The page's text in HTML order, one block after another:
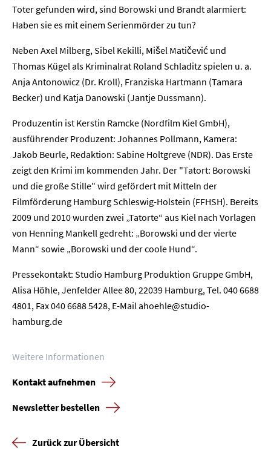
Toter gefunden wird, sind Borowski und Brandt alarmiert:
Haben sie es mit einem Serienmörder zu tun?
Neben Axel Milberg, Sibel Kekilli, Mišel Matičević und
Thomas Kügel als Kriminalrat Roland Schladitz spielen u. a.
Anja Antonowicz (Dr. Kroll), Franziska Hartmann (Tamara
Becker) und Katja Danowski (Jantje Dussmann).
Produzentin ist Kerstin Ramcke (Nordfilm Kiel GmbH),
ausführender Produzent: Johannes Pollmann, Kamera:
Jakob Beurle, Redaktion: Sabine Holtgreve (NDR). Das Erste
zeigt den Krimi im kommenden Jahr. Der "Tatort: Borowski
und die große Stille" wird gefördert mit Mitteln der
Filmförderung Hamburg Schleswig-Holstein (FFHSH). Bereits
2009 und 2010 wurden zwei „Tatorte“ aus Kiel nach Vorlagen
von Henning Mankell gedreht: „Borowski und der vierte
Mann“ sowie „Borowski und der coole Hund“.
Pressekontakt: Studio Hamburg Produktion Gruppe GmbH,
Alisa Höhle, Jenfelder Allee 80, 22039 Hamburg, Tel. 040 6688
4801, Fax 040 6688 5428, E-Mail ahoehle@studio-
hamburg.de
Weitere Informationen
Kontakt aufnehmen
Newsletter bestellen
Zurück zur Übersicht
Home
Unternehmen
Presse
Karriere
Kontakt
Newsletter Datenschutz Impressum